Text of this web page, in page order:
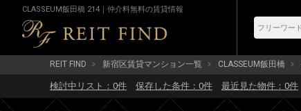
CLASSEUM飯田橋 214｜仲介料無料の賃貸情報
REIT FIND 新宿区賃貸マンション一覧 CLASSEUM飯田橋
検討中リスト： 0件 保存した条件： 0件 最近見た物件： 0件